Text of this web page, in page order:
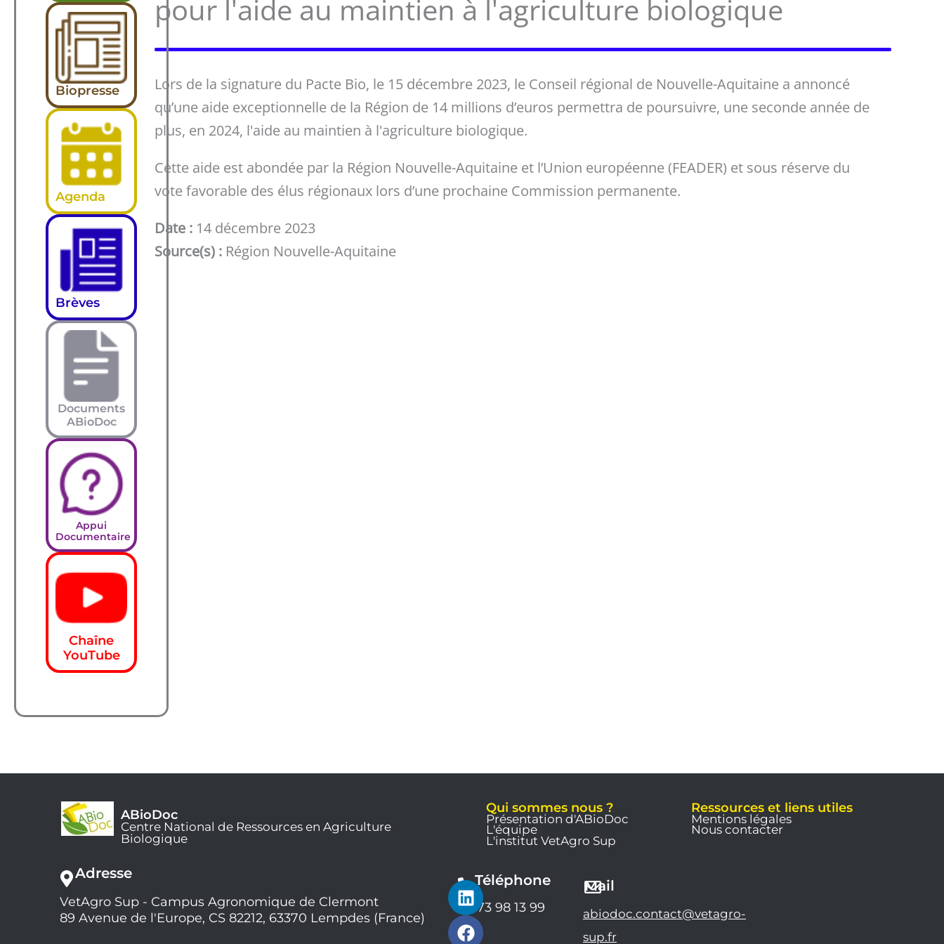
Biopresse
Agenda
Brèves
Documents
ABioDoc
Appui
Documentaire
Chaîne
YouTube
pour l'aide au maintien à l'agriculture biologique
Lors de la signature du Pacte Bio, le 15 décembre 2023, le Conseil régional de Nouvelle-Aquitaine a annoncé
qu’une aide exceptionnelle de la Région de 14 millions d’euros permettra de poursuivre, une seconde année de
plus, en 2024, l'aide au maintien à l'agriculture biologique.
Cette aide est abondée par la Région Nouvelle-Aquitaine et l’Union européenne (FEADER) et sous réserve du
vote favorable des élus régionaux lors d’une prochaine Commission permanente.
Date : 14 décembre 2023
Source(s) : Région Nouvelle-Aquitaine
ABioDoc
Centre National de Ressources en Agriculture
Biologique
Adresse
VetAgro Sup - Campus Agronomique de Clermont
89 Avenue de l'Europe, CS 82212, 63370 Lempdes (France)
Téléphone
04 73 98 13 99
Mail
abiodoc.contact@vetagro-
sup.fr
L
i
n
F
a
c
Y
o
u
Qui sommes nous ?
Présentation d'ABioDoc
L'équipe
L'institut VetAgro Sup
Ressources et liens utiles
Mentions légales
Nous contacter